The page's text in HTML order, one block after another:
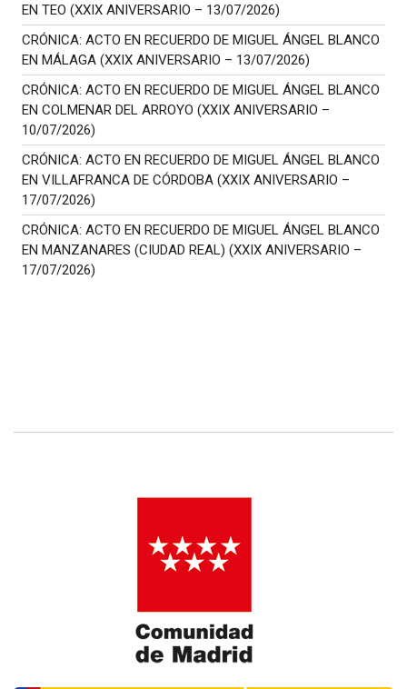
EN TEO (XXIX ANIVERSARIO – 13/07/2026)
CRÓNICA: ACTO EN RECUERDO DE MIGUEL ÁNGEL BLANCO
EN MÁLAGA (XXIX ANIVERSARIO – 13/07/2026)
CRÓNICA: ACTO EN RECUERDO DE MIGUEL ÁNGEL BLANCO
EN COLMENAR DEL ARROYO (XXIX ANIVERSARIO –
10/07/2026)
CRÓNICA: ACTO EN RECUERDO DE MIGUEL ÁNGEL BLANCO
EN VILLAFRANCA DE CÓRDOBA (XXIX ANIVERSARIO –
17/07/2026)
CRÓNICA: ACTO EN RECUERDO DE MIGUEL ÁNGEL BLANCO
EN MANZANARES (CIUDAD REAL) (XXIX ANIVERSARIO –
17/07/2026)